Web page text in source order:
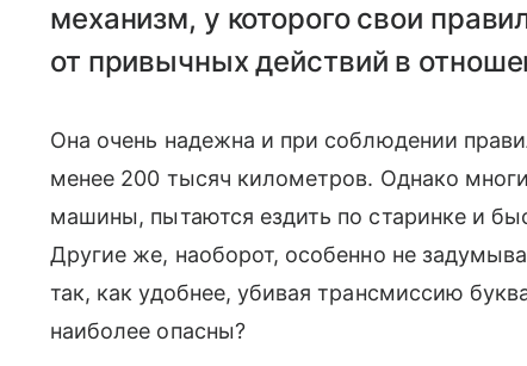
механизм, у которого свои
от привычных действий в
Она очень надежна и при соблюдении
менее 200 тысяч километров. Однако
машины, пытаются ездить по старинке и
Другие же, наоборот, особенно не
так, как удобнее, убивая трансмиссию
наиболее опасны?